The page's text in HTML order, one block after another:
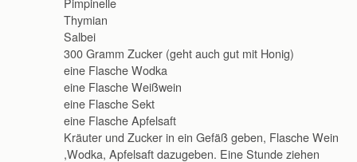
Thymian
Salbei
300 Gramm Zucker (geht auch gut mit Honig)
eine Flasche Wodka
eine Flasche Weißwein
eine Flasche Sekt
eine Flasche Apfelsaft
Kräuter und Zucker in ein Gefäß geben, Flasche Wein
,Wodka, Apfelsaft dazugeben. Eine Stunde ziehen